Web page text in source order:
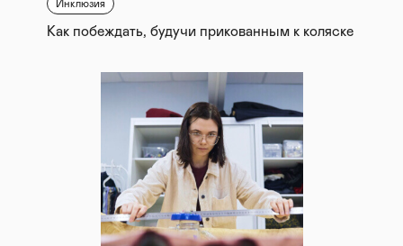
Инклюзия
Как побеждать, будучи прикованным к коляске